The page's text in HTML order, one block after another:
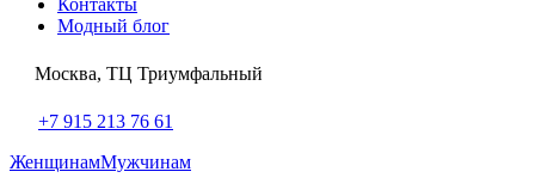
Контакты
Модный блог
Москва, ТЦ Триумфальный
+7 915 213 76 61
ЖенщинамМужчинам